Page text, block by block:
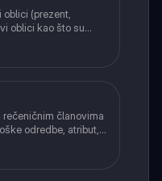
(prezent,
oblici kao što su
futur II, kao i
članovima
odredbe, atribut,